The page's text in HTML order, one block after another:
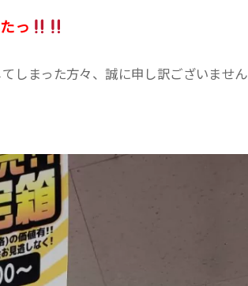
っ
しまった方々、誠に申し訳ございません